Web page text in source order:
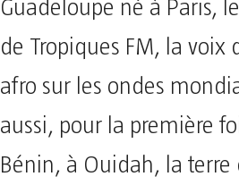
Guadeloupe né à Paris,
de Tropiques FM, la voix
afro sur les ondes
aussi, pour la première
Bénin, à Ouidah, la terre